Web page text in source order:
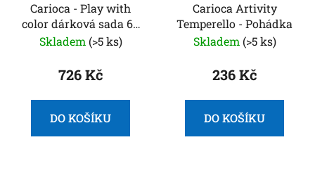
Carioca - Play with
color dárková sada 60
ks
Skladem (>5 ks)
726 Kč
DO KOŠÍKU
Carioca Artivity
Temperello - Pohádka
Skladem (>5 ks)
236 Kč
DO KOŠÍKU